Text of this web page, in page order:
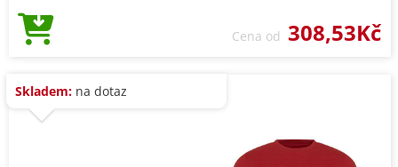
Cena od 308,53Kč
Skladem: na dotaz